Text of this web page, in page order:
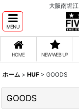
大阪南堀
MENU
HOME NEW WEB UP
ホーム > HUF > GOODS
GOODS